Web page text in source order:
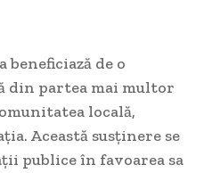
beneficiază de o
din partea mai multor
locală,
Această susținere se
publice în favoarea sa